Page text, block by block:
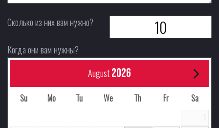
Сколько из них вам нужно?
Когда они вам нужны?
August2026
Su Mo Tu We Th Fr
Sa
1